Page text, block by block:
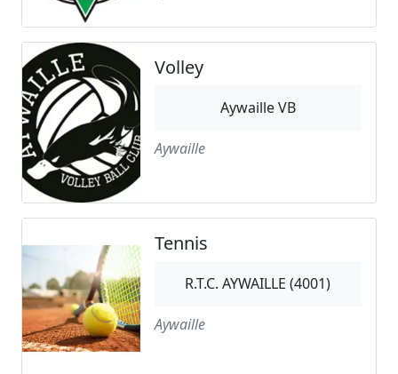
Volley
Aywaille VB
Aywaille
Tennis
R.T.C. AYWAILLE (4001)
Aywaille